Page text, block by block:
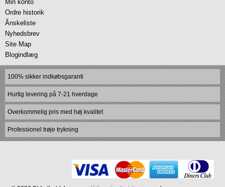
Min konto
Ordre historik
Ănskeliste
Nyhedsbrev
Site Map
Blogindlæg
100% sikker indkøbsgaranti
Hurtig levering på 7-21 hverdage
Overkommelig pris med høj kvalitet
Professionel trøje trykning